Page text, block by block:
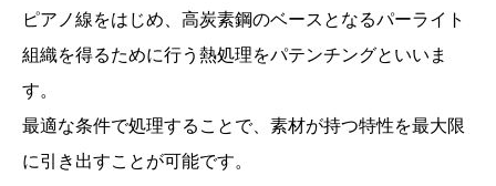
ピアノ線をはじめ、高炭素鋼のベースとなるパーライト
組織を得るために行う熱処理をパテンチングといいま
す。
最適な条件で処理することで、素材が持つ特性を最大限
に引き出すことが可能です。